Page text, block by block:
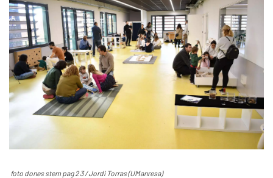
foto dones stem pag 2 3 / Jordi Torras (UManresa)